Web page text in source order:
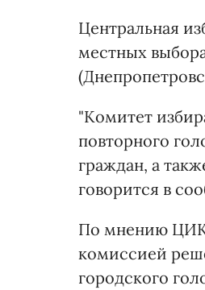
Центральная
местных
"Комитет
повторного
граждан, а
говорится в
По мнению ЦИК,
комиссией
городского